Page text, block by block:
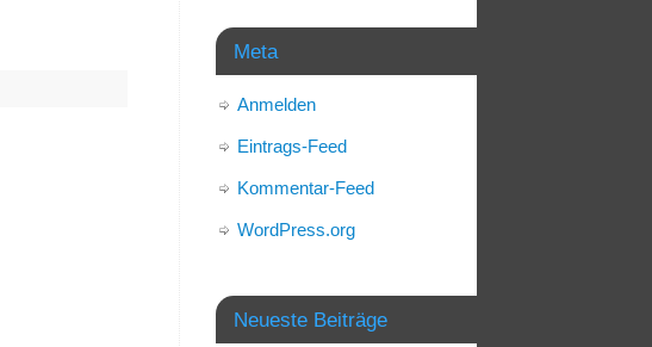
Meta
Anmelden
Eintrags-Feed
Kommentar-Feed
WordPress.org
Neueste Beiträge